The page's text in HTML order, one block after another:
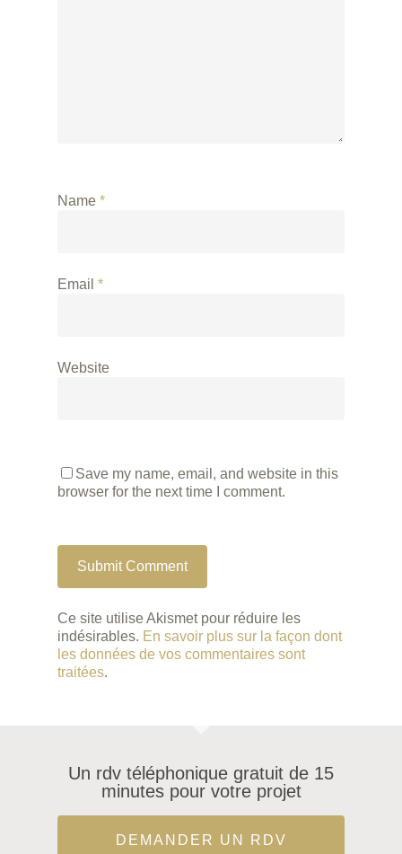
Name *
Email *
Website
Save my name, email, and website in this
browser for the next time I comment.
Ce site utilise Akismet pour réduire les
indésirables. En savoir plus sur la façon dont
les données de vos commentaires sont
traitées.
Un rdv téléphonique gratuit de 15
minutes pour votre projet
DEMANDER UN RDV